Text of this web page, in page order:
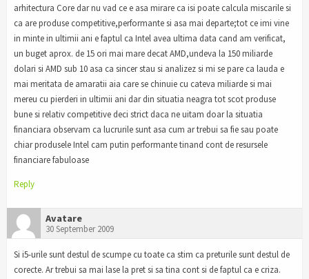
arhitectura Core dar nu vad ce e asa mirare ca isi poate calcula miscarile si
ca are produse competitive,performante si asa mai departe;tot ce imi vine
in minte in ultimii ani e faptul ca Intel avea ultima data cand am verificat,
un buget aprox. de 15 ori mai mare decat AMD,undeva la 150 miliarde
dolari si AMD sub 10 asa ca sincer stau si analizez si mi se pare ca lauda e
mai meritata de amaratii aia care se chinuie cu cateva miliarde si mai
mereu cu pierderi in ultimii ani dar din situatia neagra tot scot produse
bune si relativ competitive deci strict daca ne uitam doar la situatia
financiara observam ca lucrurile sunt asa cum ar trebui sa fie sau poate
chiar produsele Intel cam putin performante tinand cont de resursele
financiare fabuloase
Reply
Avatare
30 September 2009
Si i5-urile sunt destul de scumpe cu toate ca stim ca preturile sunt destul de
corecte. Ar trebui sa mai lase la pret si sa tina cont si de faptul ca e criza.